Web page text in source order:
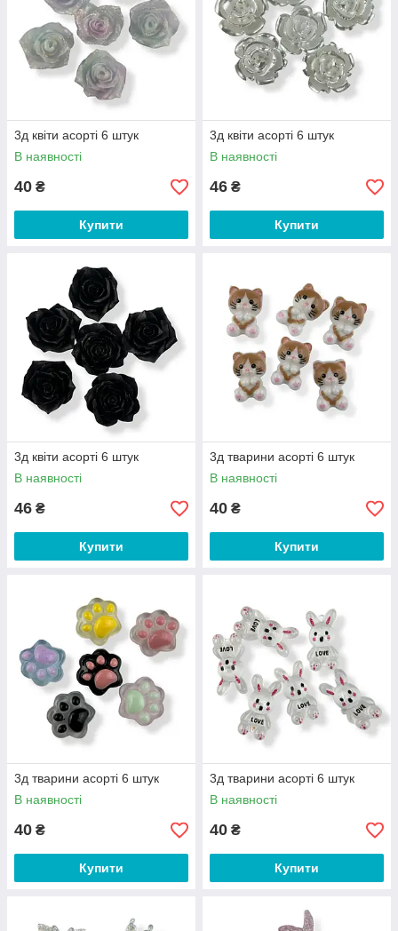
3д квіти асорті 6 штук
В наявності
40 ₴
Купити
3д квіти асорті 6 штук
В наявності
46 ₴
Купити
3д квіти асорті 6 штук
В наявності
46 ₴
Купити
3д тварини асорті 6 штук
В наявності
40 ₴
Купити
3д тварини асорті 6 штук
В наявності
40 ₴
Купити
3д тварини асорті 6 штук
В наявності
40 ₴
Купити